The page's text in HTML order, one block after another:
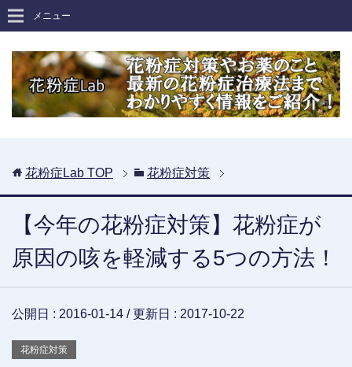
メニュー
花粉症Lab TOP 花粉症対策
【今年の花粉症対策】花粉症が
原因の咳を軽減する5つの方法！
公開日 : 2016-01-14 / 更新日 : 2017-10-22
花粉症対策